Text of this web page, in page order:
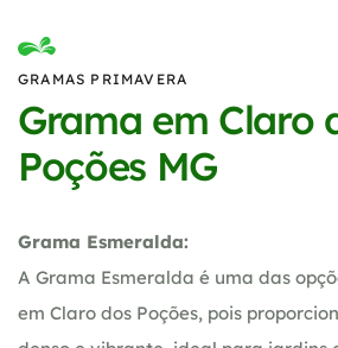
GRAMAS PRIMAVERA
Grama em Claro
Poções MG
Grama Esmeralda:
A Grama Esmeralda é uma das
em Claro dos Poções, pois